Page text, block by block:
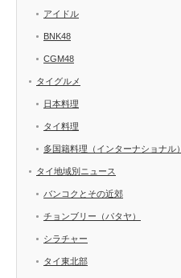
アイドル
BNK48
CGM48
タイグルメ
日本料理
タイ料理
多国籍料理（インターナショナル）
タイ地域別ニュース
バンコクとその近郊
チョンブリー（パタヤ）
シラチャー
タイ東北部